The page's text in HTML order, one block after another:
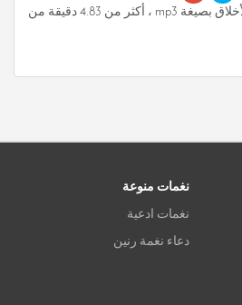
تحميل واستماع نغمة سيد الأخلاق بصيغة mp3 ، أكثر من 4.83 دقيقة من
نغمات منوعة
نغمات ادعية
دعاء نغمة رنين